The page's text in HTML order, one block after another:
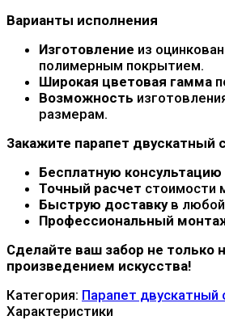
Варианты исполнения
Изготовление из
полимерным покрытием.
Широкая цветовая гамма
Возможность
размерам.
Закажите парапет двускатный
Бесплатную консультацию
Точный расчет стоимости
Быструю доставкув любой
Профессиональный
Сделайте ваш забор не только
произведением искусства!
Категория: Парапет
Характеристики